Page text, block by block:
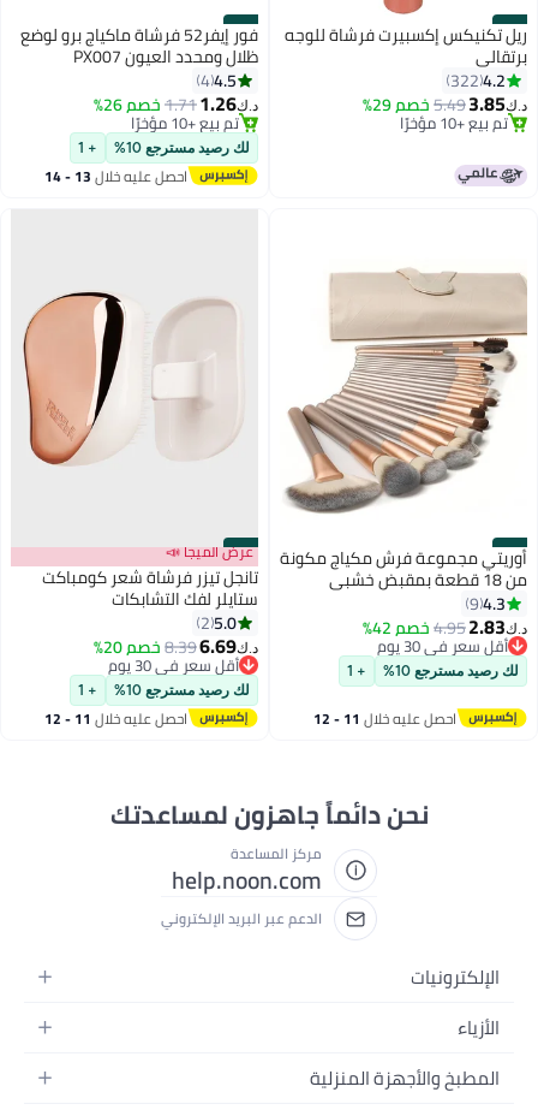
#47
ريل تكنيكس إكسبيرت فرشاة للوجه
برتقالي
4.2
322
د.ك‏3.85
5.49خصم 29%
تم بيع +10 مؤخرًا
تم بيع +10 مؤخرًا
#48 فور إيفر52 فرشاة ماكياج برو لوضع
ظلال ومحدد العيون PX007
4.5
4
د.ك‏1.26
1.71خصم 26%
تم بيع +10 مؤخرًا
تم بيع +10 مؤخرًا
لك رصيد مسترجع 10% + 1
احصل عليه خلال 13 - 14
#49
أوريتي مجموعة فرش مكياج مكونة
من 18 قطعة بمقبض خشبي
احترافي
4.3
9
د.ك‏2.83
4.95خصم 42%
أقل سعر في 30 يوم
أقل سعر في 30 يوم
لك رصيد مسترجع 10% + 1
احصل عليه خلال 11 - 12
#50
2
عرض الميجا 📣
تانجل تيزر فرشاة شعر كومباكت
ستايلر لفك التشابكات
5.0
2
د.ك‏6.69
8.39خصم 20%
أقل سعر في 30 يوم
أقل سعر في 30 يوم
لك رصيد مسترجع 10% + 1
احصل عليه خلال 11 - 12
نحن دائماً جاهزون لمساعدتك
مركز المساعدة
help.noon.com
الدعم عبر البريد الإلكتروني
الإلكترونيات
الجوالات
اللابتوبات
الأزياء
أزياء نسائية
المطبخ والأجهزة المنزلية